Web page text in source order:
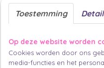
✨ Uniek &
✨
✨ Positieve
Toestemming
Op deze website worden
Cookies worden door ons
media-functies en het